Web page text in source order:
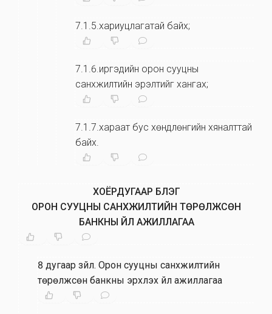
7.1.5.хариуцлагатай байх;
7.1.6.иргэдийн орон сууцны
санхүүжилтийн эрэлтийг хангах;
7.1.7.хараат бус хөндлөнгийн хяналттай
байх.
ХОЁРДУГААР БҮЛЭГ
ОРОН СУУЦНЫ САНХҮҮЖИЛТИЙН ТӨРӨЛЖСӨН
БАНКНЫ ҮЙЛ АЖИЛЛАГАА
8 дугаар зүйл. Орон сууцны санхүүжилтийн
төрөлжсөн банкны эрхлэх үйл ажиллагаа